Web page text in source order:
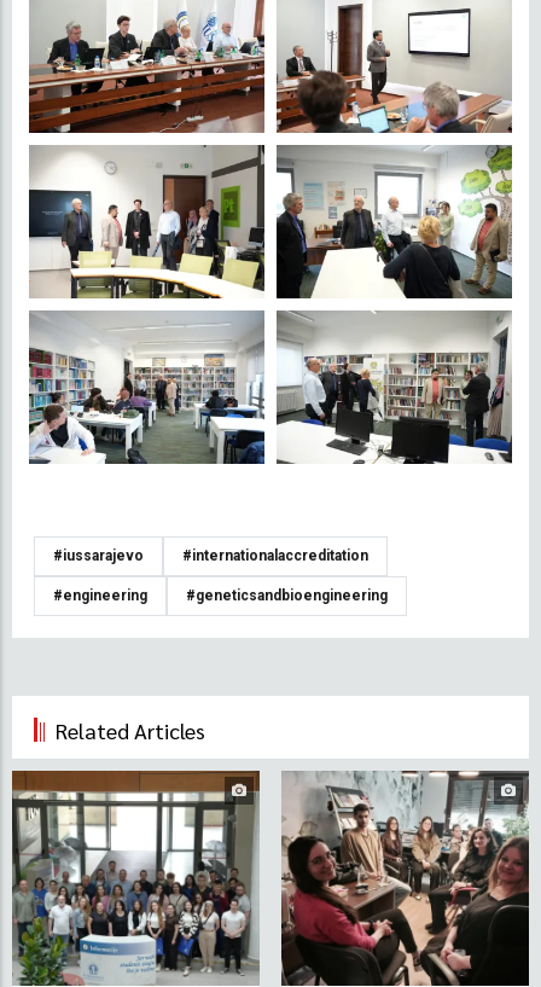
#iussarajevo #internationalaccreditation
#engineering #geneticsandbioengineering
Related Articles